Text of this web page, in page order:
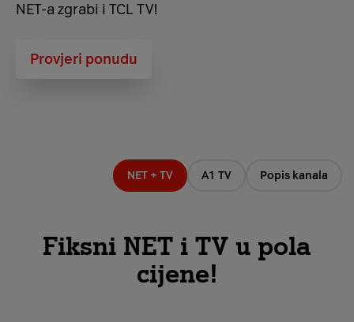
NET-a zgrabi i TCL TV!
Provjeri ponudu
NET + TV A1 TV Popis kanala
Fiksni NET i TV u pola
cijene!